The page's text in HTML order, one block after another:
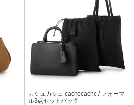
カシュカシュ cachecache / フォーマ
ル3点セットバッグ